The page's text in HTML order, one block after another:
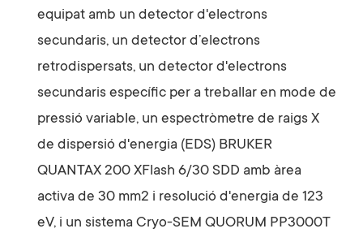
equipat amb un detector d'electrons
secundaris, un detector d’electrons
retrodispersats, un detector d'electrons
secundaris específic per a treballar en mode de
pressió variable, un espectròmetre de raigs X
de dispersió d'energia (EDS) BRUKER
QUANTAX 200 XFlash 6/30 SDD amb àrea
activa de 30 mm2 i resolució d'energia de 123
eV, i un sistema Cryo-SEM QUORUM PP3000T